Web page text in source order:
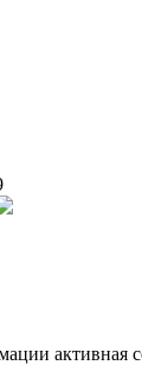
активная